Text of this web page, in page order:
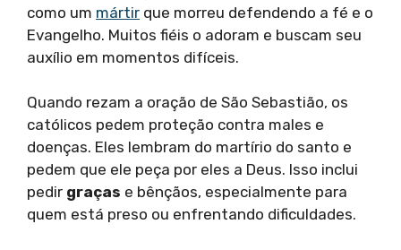
como um mártir que morreu defendendo a fé e o
Evangelho. Muitos fiéis o adoram e buscam seu
auxílio em momentos difíceis.
Quando rezam a oração de São Sebastião, os
católicos pedem proteção contra males e
doenças. Eles lembram do martírio do santo e
pedem que ele peça por eles a Deus. Isso inclui
pedir graças e bênçãos, especialmente para
quem está preso ou enfrentando dificuldades.